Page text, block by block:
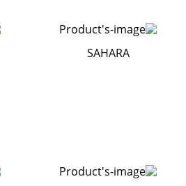
SAHARA